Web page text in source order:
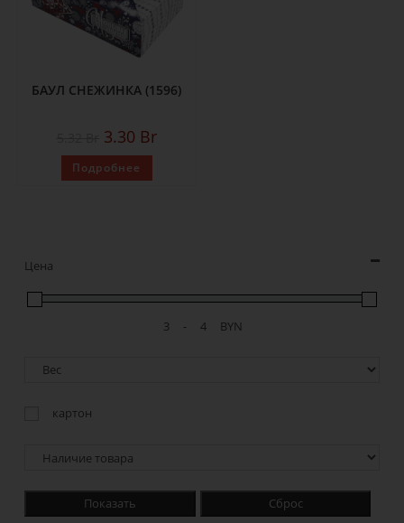
БАУЛ СНЕЖИНКА (1596)
3.30 Br
Подробнее
Цена
- BYN
картон
Показать Сброс